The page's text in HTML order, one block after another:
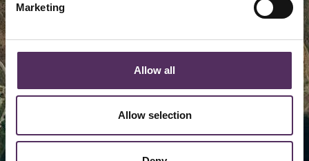
Marketing
Allow all
Allow selection
Map